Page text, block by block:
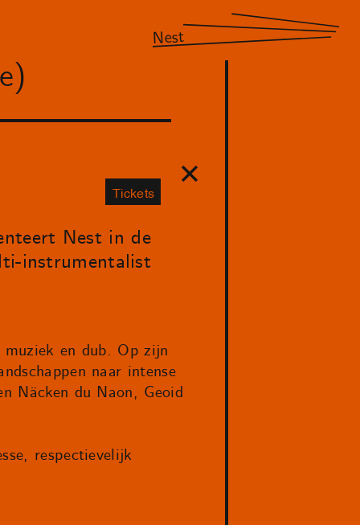
Nest
Tickets
Nest in de
instrumentalist
en dub. Op zijn
naar intense
Näcken du Naon, Geoid
respectievelijk